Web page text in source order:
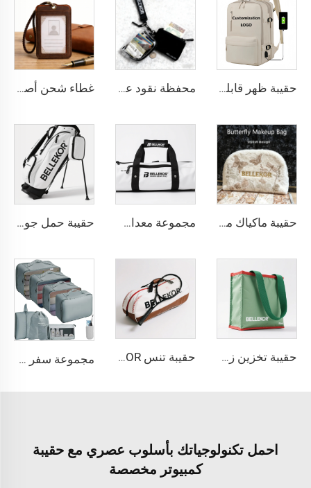
حقيبة ظهر قابلة للتوسيع مصنوعة من النيلون بسعة كبيرة مضادة للسرقة مخصصة للسفر الجوي تصلح كحقيبة يد تحتوي على مكان للكمبيوتر المحمول للرجال والنساء محفظة نقود عصرية بسحّم من النايلون من BELLEKOR غطاء شحن أصلي مخصص، حامل بطاقات عمل من جلد البقر عالي الجودة مخيط يدويًا، مع دعم طباعة الشعار منقوشة للتخصص كهدية شركات
حقيبة ماكياك منشفة بتصميم فراشة من BELLEKOR مجموعة معدات تزلج احترافية من BELLEKOR حقيبة حمل جولف من BELLEKOR
حقيبة تخزين زخرفية لعيد الميلاد من BELLEKOR (نمط تنظيم العطلات) حقيبة تنس BELLEKOR - التخصيص الحصري يعزز العلامة التجارية طوال العملية من التصميم إلى التوصيل مجموعة سفر محمولة ومدامة تحمل الشعار الخاص بك، تتضمن حقائب فرز الأمتعة وتنظيم الملابس وحقائب تخزين مقاومة للغبار لل أحذية
احمل تكنولوجياتك بأسلوب عصري مع حقيبة
كمبيوتر مخصصة